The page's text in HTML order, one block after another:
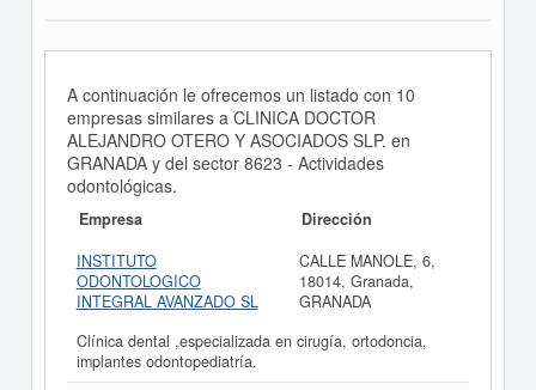
A continuación le ofrecemos un listado con 10
empresas similares a CLINICA DOCTOR
ALEJANDRO OTERO Y ASOCIADOS SLP. en
GRANADA y del sector 8623 - Actividades
odontológicas.
Empresa
Dirección
INSTITUTO
ODONTOLOGICO
INTEGRAL AVANZADO SL
CALLE MANOLE, 6,
18014, Granada,
GRANADA
Clínica dental ,especializada en cirugía, ortodoncia,
implantes odontopediatría.